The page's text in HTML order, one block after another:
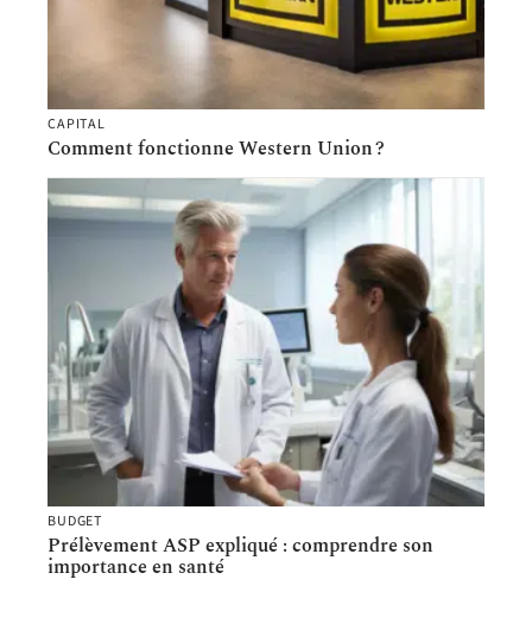
CAPITAL
Comment fonctionne Western Union ?
BUDGET
Prélèvement ASP expliqué : comprendre son
importance en santé